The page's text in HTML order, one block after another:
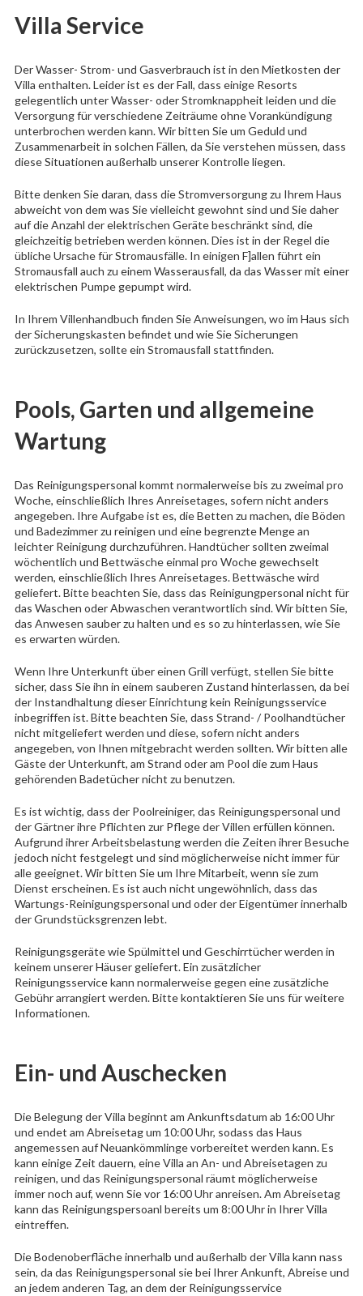
Villa Service
Der Wasser- Strom- und Gasverbrauch ist in den Mietkosten der
Villa enthalten. Leider ist es der Fall, dass einige Resorts
gelegentlich unter Wasser- oder Stromknappheit leiden und die
Versorgung für verschiedene Zeiträume ohne Vorankündigung
unterbrochen werden kann. Wir bitten Sie um Geduld und
Zusammenarbeit in solchen Fällen, da Sie verstehen müssen, dass
diese Situationen außerhalb unserer Kontrolle liegen.
Bitte denken Sie daran, dass die Stromversorgung zu Ihrem Haus
abweicht von dem was Sie vielleicht gewohnt sind und Sie daher
auf die Anzahl der elektrischen Geräte beschränkt sind, die
gleichzeitig betrieben werden können. Dies ist in der Regel die
übliche Ursache für Stromausfälle. In einigen F]allen führt ein
Stromausfall auch zu einem Wasserausfall, da das Wasser mit einer
elektrischen Pumpe gepumpt wird.
In Ihrem Villenhandbuch finden Sie Anweisungen, wo im Haus sich
der Sicherungskasten befindet und wie Sie Sicherungen
zurückzusetzen, sollte ein Stromausfall stattfinden.
Pools, Garten und allgemeine
Wartung
Das Reinigungspersonal kommt normalerweise bis zu zweimal pro
Woche, einschließlich Ihres Anreisetages, sofern nicht anders
angegeben. Ihre Aufgabe ist es, die Betten zu machen, die Böden
und Badezimmer zu reinigen und eine begrenzte Menge an
leichter Reinigung durchzuführen. Handtücher sollten zweimal
wöchentlich und Bettwäsche einmal pro Woche gewechselt
werden, einschließlich Ihres Anreisetages. Bettwäsche wird
geliefert. Bitte beachten Sie, dass das Reinigungpersonal nicht für
das Waschen oder Abwaschen verantwortlich sind. Wir bitten Sie,
das Anwesen sauber zu halten und es so zu hinterlassen, wie Sie
es erwarten würden.
Wenn Ihre Unterkunft über einen Grill verfügt, stellen Sie bitte
sicher, dass Sie ihn in einem sauberen Zustand hinterlassen, da bei
der Instandhaltung dieser Einrichtung kein Reinigungsservice
inbegriffen ist. Bitte beachten Sie, dass Strand- / Poolhandtücher
nicht mitgeliefert werden und diese, sofern nicht anders
angegeben, von Ihnen mitgebracht werden sollten. Wir bitten alle
Gäste der Unterkunft, am Strand oder am Pool die zum Haus
gehörenden Badetücher nicht zu benutzen.
Es ist wichtig, dass der Poolreiniger, das Reinigungspersonal und
der Gärtner ihre Pflichten zur Pflege der Villen erfüllen können.
Aufgrund ihrer Arbeitsbelastung werden die Zeiten ihrer Besuche
jedoch nicht festgelegt und sind möglicherweise nicht immer für
alle geeignet. Wir bitten Sie um Ihre Mitarbeit, wenn sie zum
Dienst erscheinen. Es ist auch nicht ungewöhnlich, dass das
Wartungs-Reinigungspersonal und oder der Eigentümer innerhalb
der Grundstücksgrenzen lebt.
Reinigungsgeräte wie Spülmittel und Geschirrtücher werden in
keinem unserer Häuser geliefert. Ein zusätzlicher
Reinigungsservice kann normalerweise gegen eine zusätzliche
Gebühr arrangiert werden. Bitte kontaktieren Sie uns für weitere
Informationen.
Ein- und Auschecken
Die Belegung der Villa beginnt am Ankunftsdatum ab 16:00 Uhr
und endet am Abreisetag um 10:00 Uhr, sodass das Haus
angemessen auf Neuankömmlinge vorbereitet werden kann. Es
kann einige Zeit dauern, eine Villa an An- und Abreisetagen zu
reinigen, und das Reinigungspersonal räumt möglicherweise
immer noch auf, wenn Sie vor 16:00 Uhr anreisen. Am Abreisetag
kann das Reinigungspersoanl bereits um 8:00 Uhr in Ihrer Villa
eintreffen.
Die Bodenoberfläche innerhalb und außerhalb der Villa kann nass
sein, da das Reinigungspersonal sie bei Ihrer Ankunft, Abreise und
an jedem anderen Tag, an dem der Reinigungsservice